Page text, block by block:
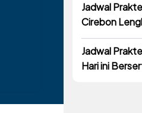
Jadwal
Cirebon
Jadwal
Hari ini